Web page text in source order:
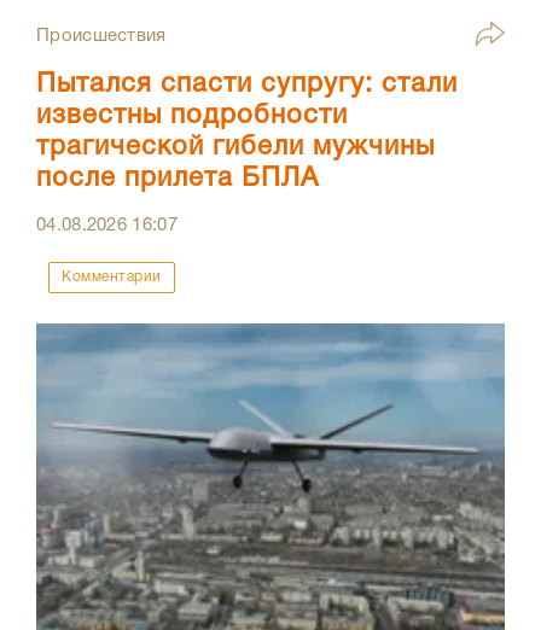
Происшествия
Пытался спасти супругу: стали
известны подробности
трагической гибели мужчины
после прилета БПЛА
04.08.2026 16:07
Комментарии